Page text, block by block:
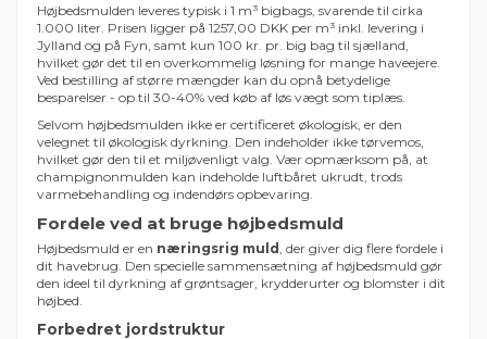
Højbedsmulden leveres typisk i 1 m³ bigbags, svarende til cirka
1.000 liter. Prisen ligger på 1257,00 DKK per m³ inkl. levering i
Jylland og på Fyn, samt kun 100 kr. pr. big bag til sjælland,
hvilket gør det til en overkommelig løsning for mange haveejere.
Ved bestilling af større mængder kan du opnå betydelige
besparelser - op til 30-40% ved køb af løs vægt som tiplæs.
Selvom højbedsmulden ikke er certificeret økologisk, er den
velegnet til økologisk dyrkning. Den indeholder ikke tørvemos,
hvilket gør den til et miljøvenligt valg. Vær opmærksom på, at
champignonmulden kan indeholde luftbåret ukrudt, trods
varmebehandling og indendørs opbevaring.
Fordele ved at bruge højbedsmuld
Højbedsmuld er en næringsrig muld , der giver dig flere fordele i
dit havebrug. Den specielle sammensætning af højbedsmuld gør
den ideel til dyrkning af grøntsager, krydderurter og blomster i dit
højbed.
Forbedret jordstruktur